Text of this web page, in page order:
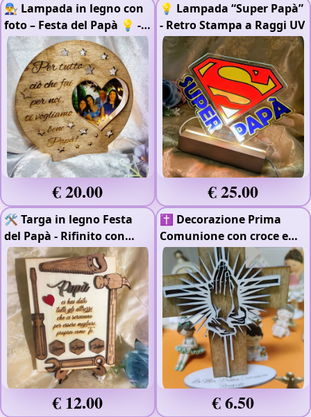
👨‍🔧 Lampada in legno con
foto – Festa del Papà 💡 -
Stampa Raggi UV- Rifinito
con Impregnante- 20 cm
€ 20.00
💡 Lampada “Super Papà”
- Retro Stampa a Raggi UV
€ 25.00
🛠️ Targa in legno Festa
del Papà - Rifinito con
Impregnante- Legno
4mm- Doppio Strato
€ 12.00
✝️ Decorazione Prima
Comunione con croce e
mani giunte 🙏
- Rifinito
con Impregnante
€ 6.50